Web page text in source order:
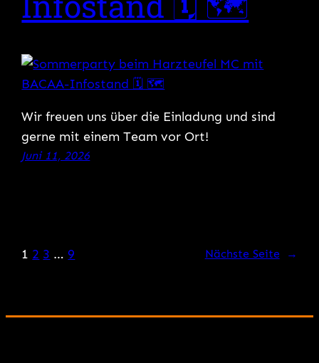
Wir freuen uns über die Einladung und sind
gerne mit einem Team vor Ort!
Juni 11, 2026
1 2 3 … 9 Nächste Seite →